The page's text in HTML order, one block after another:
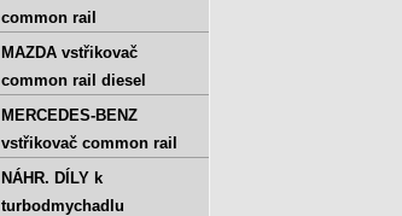
common rail
MAZDA vstřikovač
common rail diesel
MERCEDES-BENZ
vstřikovač common rail
NÁHR. DÍLY k
turbodmychadlu